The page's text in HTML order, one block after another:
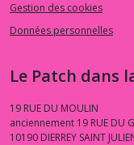
Gestion des cookies
Données personnelles
Le Patch dans
19 RUE DU MOULIN
anciennement 19 RUE DU
10190 DIERREY SAINT